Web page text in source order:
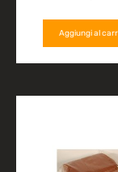
Aggiungi al